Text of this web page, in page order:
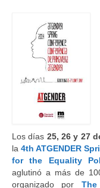
Los días 25, 26 y 27
la4th ATGENDER
for the Equality
aglutinó a más de
organizado por